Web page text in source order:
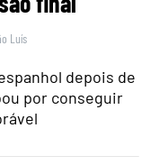
Luís
depois de
por conseguir